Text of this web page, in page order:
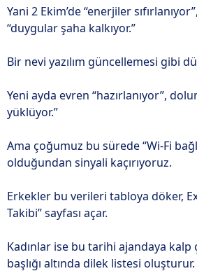
Yani 2 Ekim’de “enerjiler
“duygular şaha kalkıyor.”
Bir nevi yazılım güncellemesi gibi
Yeni ayda evren “hazırlanıyor”,
yüklüyor.”
Ama çoğumuz bu sürede “Wi-Fi
olduğundan sinyali kaçırıyoruz.
Erkekler bu verileri tabloya döker,
Takibi” sayfası açar.
Kadınlar ise bu tarihi ajandaya kalp
başlığı altında dilek listesi oluşturur.